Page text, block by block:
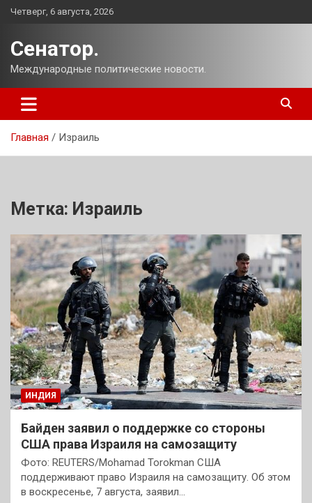
Перейти
Четверг, 6 августа, 2026
Сенатор.
Международные политические новости.
Главная Израиль
Метка: Израиль
ИНДИЯ
Байден заявил о поддержке со стороны
США права Израиля на самозащиту
Фото: REUTERS/Mohamad Torokman США
поддерживают право Израиля на самозащиту. Об этом
в воскресенье, 7 августа, заявил…